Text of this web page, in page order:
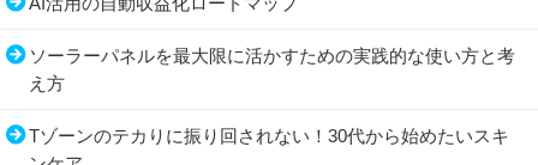
ソーラーパネルを最大限に活かすための実践的な使い方と考
え方
Tゾーンのテカりに振り回されない！30代から始めたいスキ